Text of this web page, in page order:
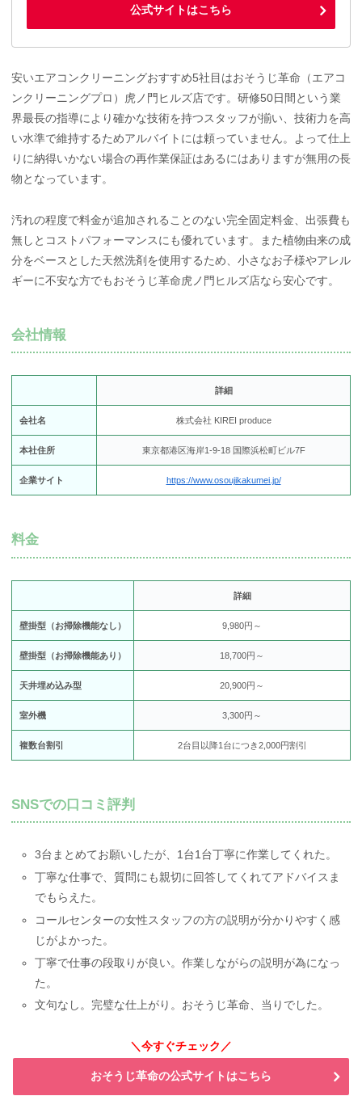
公式サイトはこちら
安いエアコンクリーニングおすすめ5社目はおそうじ革命（エアコ
ンクリーニングプロ）虎ノ門ヒルズ店です。研修50日間という業
界最長の指導により確かな技術を持つスタッフが揃い、技術力を高
い水準で維持するためアルバイトには頼っていません。よって仕上
りに納得いかない場合の再作業保証はあるにはありますが無用の長
物となっています。
汚れの程度で料金が追加されることのない完全固定料金、出張費も
無しとコストパフォーマンスにも優れています。また植物由来の成
分をベースとした天然洗剤を使用するため、小さなお子様やアレル
ギーに不安な方でもおそうじ革命虎ノ門ヒルズ店なら安心です。
会社情報
詳細
会社名 株式会社 KIREI produce
本社住所 東京都港区海岸1-9-18 国際浜松町ビル7F
企業サイト https://www.osoujikakumei.jp/
料金
詳細
壁掛型（お掃除機能なし） 9,980円～
壁掛型（お掃除機能あり） 18,700円～
天井埋め込み型 20,900円～
室外機 3,300円～
複数台割引 2台目以降1台につき2,000円割引
SNSでの口コミ評判
3台まとめてお願いしたが、1台1台丁寧に作業してくれた。
丁寧な仕事で、質問にも親切に回答してくれてアドバイスま
でもらえた。
コールセンターの女性スタッフの方の説明が分かりやすく感
じがよかった。
丁寧で仕事の段取りが良い。作業しながらの説明が為になっ
た。
文句なし。完璧な仕上がり。おそうじ革命、当りでした。
＼今すぐチェック／
おそうじ革命の公式サイトはこちら